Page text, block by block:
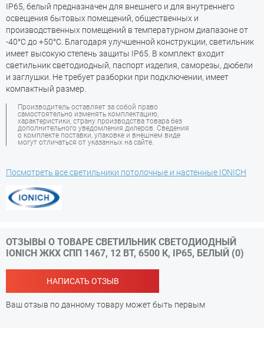
IP65, белый предназначен для внешнего и для внутреннего
освещения бытовых помещений, общественных и
производственных помещений в температурном диапазоне от
-40°С до +50°С. Благодаря улучшенной конструкции, cветильник
имеет высокую степень защиты IP65. В комплект входит
светильник светодиодный, паспорт изделия, саморезы, дюбели
и заглушки. Не требует разборки при подключении, имеет
компактный размер.
Производитель оставляет за собой право
самостоятельно изменять комплектацию,
характеристики, страну производства товара без
дополнительного уведомления дилеров. Сведения
о комплекте поставки, упаковке и внешнем виде
могут отличаться от указанных на сайте.
Посмотреть все светильники потолочные и настенные IONICH
ОТЗЫВЫ О ТОВАРЕ СВЕТИЛЬНИК СВЕТОДИОДНЫЙ
IONICH ЖКХ СПП 1467, 12 ВТ, 6500 К, IP65, БЕЛЫЙ (0)
НАПИСАТЬ ОТЗЫВ
Ваш отзыв по данному товару может быть первым